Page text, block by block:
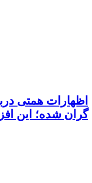
گران شده؛ این